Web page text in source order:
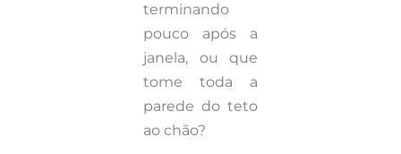
terminando
pouco após a
janela, ou que
tome toda a
parede do teto
ao chão?